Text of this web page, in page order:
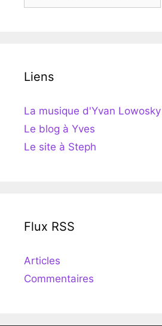
Liens
La musique d'Yvan Lowosky
Le blog à Yves
Le site à Steph
Flux RSS
Articles
Commentaires